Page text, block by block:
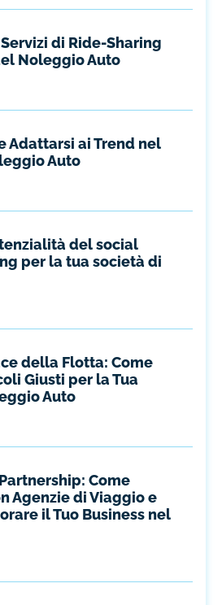
di Ride-Sharing
Noleggio Auto
Adattarsi ai Trend nel
Auto
del social
per la tua società di
della Flotta: Come
Giusti per la Tua
Auto
Come
Agenzie di Viaggio e
il Tuo Business nel